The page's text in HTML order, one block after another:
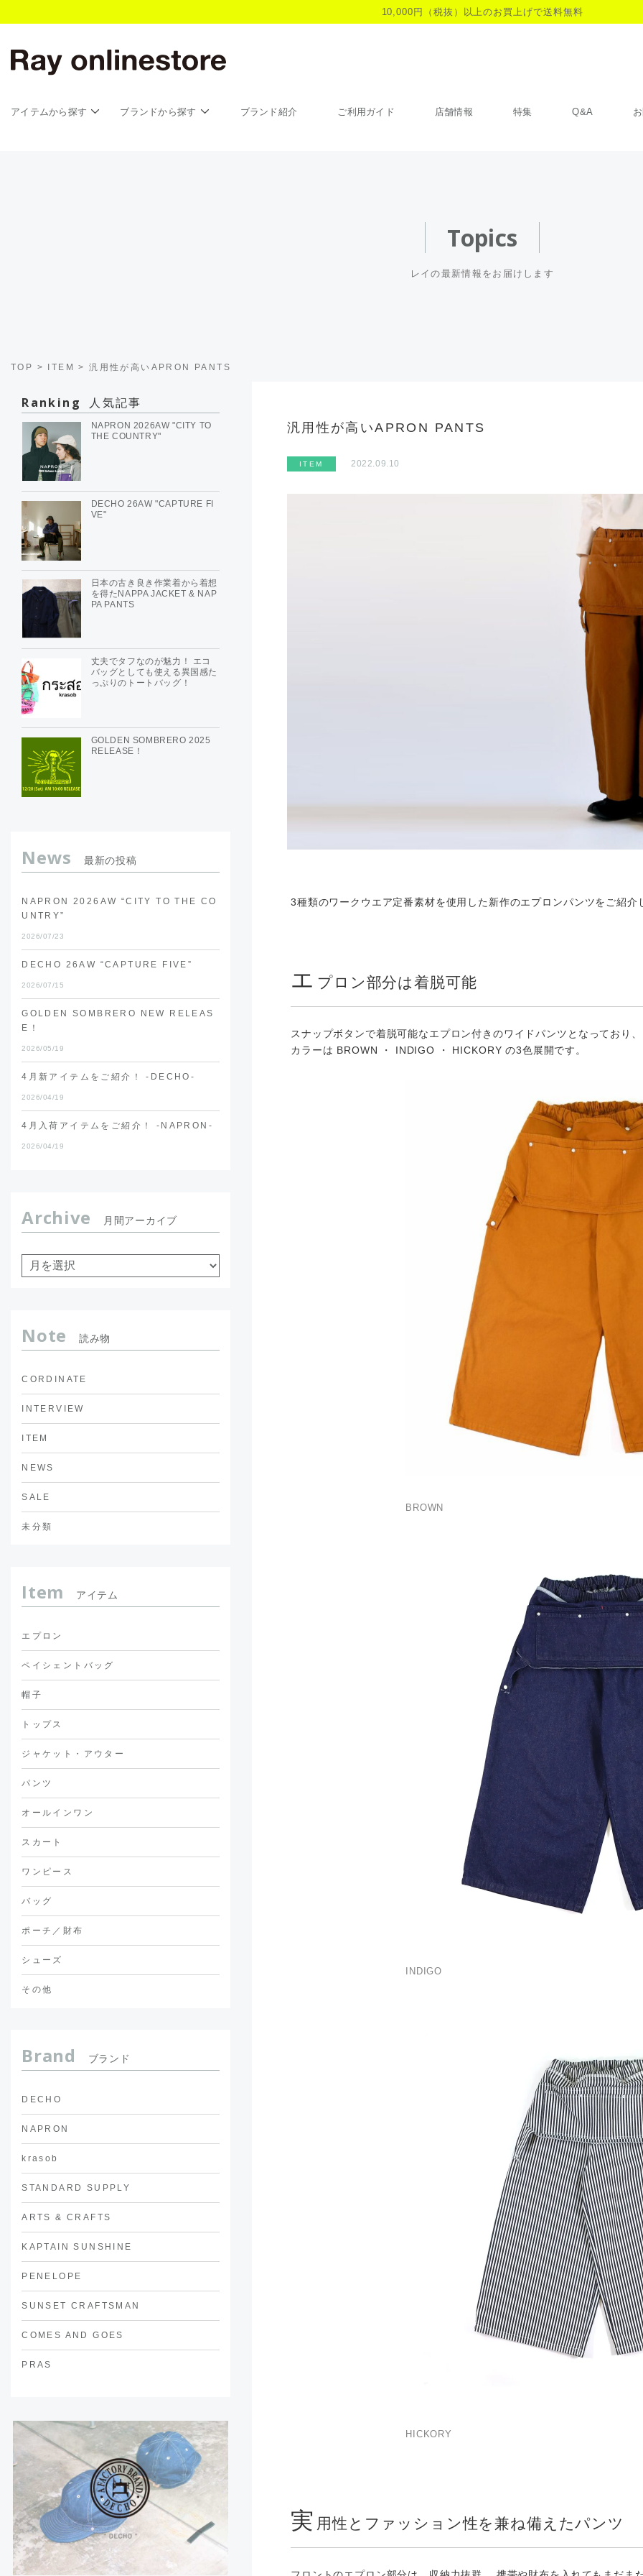
10,000円（税抜）以上のお買上げで送料無料
アイテムから探す ブランドから探す ブランド紹介 ご利用ガイド 店舗情報 特集 Q&A
Topics
レイの最新情報をお届けします
TOP > ITEM >汎用性が高いAPRON PANTS
汎用性が高いAPRON PANTS
ITEM 2022.09.10
3種類のワークウエア定番素材を使用した新作のエプロンパンツをご紹介
エ プロン部分は着脱可能
スナップボタンで着脱可能なエプロン付きのワイドパンツとなっており、
カラーは BROWN ・ INDIGO ・ HICKORY の3色展開です。
BROWN
INDIGO
HICKORY
実 用性とファッション性を兼ね備えたパンツ
Ranking 人気記事
NAPRON 2026AW "CITY TO
THE COUNTRY"
DECHO 26AW "CAPTURE FI
VE"
日本の古き良き作業着から着想
を得たNAPPA JACKET & NAP
PA PANTS
丈夫でタフなのが魅力！ エコ
バッグとしても使える異国感た
っぷりのトートバッグ！
GOLDEN SOMBRERO 2025
RELEASE！
News 最新の投稿
NAPRON 2026AW “CITY TO THE CO
UNTRY”
2026/07/23
DECHO 26AW “CAPTURE FIVE”
2026/07/15
GOLDEN SOMBRERO NEW RELEAS
E！
2026/05/19
4月新アイテムをご紹介！ -DECHO-
2026/04/19
4月入荷アイテムをご紹介！ -NAPRON-
2026/04/19
Archive 月間アーカイブ
Note 読み物
CORDINATE
INTERVIEW
ITEM
NEWS
SALE
未分類
Item アイテム
エプロン
ペイシェントバッグ
帽子
トップス
ジャケット・アウター
パンツ
オールインワン
スカート
ワンピース
バッグ
ポーチ／財布
シューズ
その他
Brand ブランド
DECHO
NAPRON
krasob
STANDARD SUPPLY
ARTS & CRAFTS
KAPTAIN SUNSHINE
PENELOPE
SUNSET CRAFTSMAN
COMES AND GOES
PRAS